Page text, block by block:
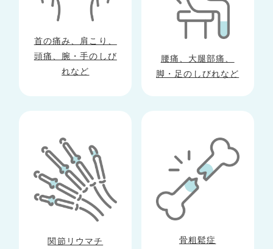
首の痛み、肩こり、
頭痛、腕・手のしび
れなど
腰痛、大腿部痛、
脚・足のしびれなど
関節リウマチ
骨粗鬆症